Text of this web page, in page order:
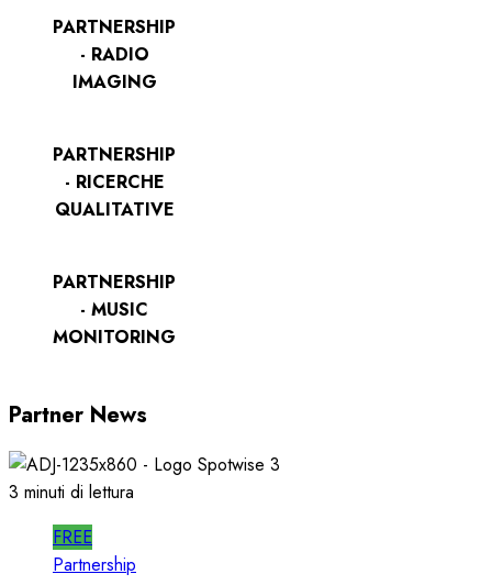
PARTNERSHIP
- RADIO
IMAGING
PARTNERSHIP
- RICERCHE
QUALITATIVE
PARTNERSHIP
- MUSIC
MONITORING
Partner News
3 minuti di lettura
FREE
Partnership